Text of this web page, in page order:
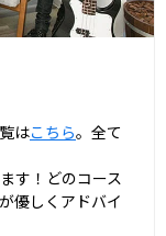
はこちら。全て
す！どのコース
優しくアドバイ